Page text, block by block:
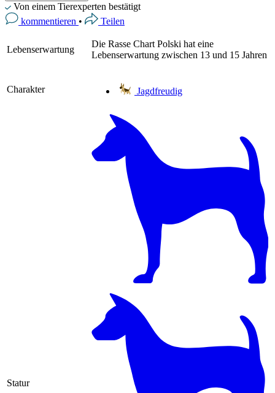
Von einem Tierexperten bestätigt
kommentieren • Teilen
Lebenserwartung
Die Rasse Chart Polski hat eine
Lebenserwartung zwischen 13 und 15 Jahren
Charakter Jagdfreudig
Statur